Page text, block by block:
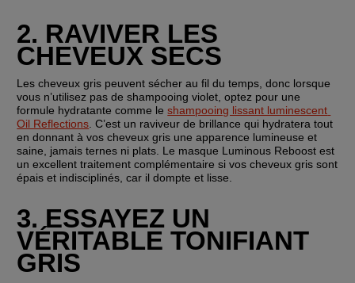
2. RAVIVER LES
CHEVEUX SECS
Les cheveux gris peuvent sécher au fil du temps, donc lorsque
vous n’utilisez pas de shampooing violet, optez pour une
formule hydratante comme le shampooing lissant luminescent
Oil Reflections . C’est un raviveur de brillance qui hydratera tout
en donnant à vos cheveux gris une apparence lumineuse et
saine, jamais ternes ni plats. Le masque Luminous Reboost est
un excellent traitement complémentaire si vos cheveux gris sont
épais et indisciplinés, car il dompte et lisse.
3. ESSAYEZ UN
VÉRITABLE TONIFIANT
GRIS